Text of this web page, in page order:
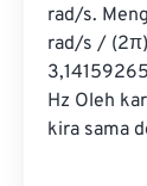
rad/s.
rad/s /
Hz Oleh
kira sama